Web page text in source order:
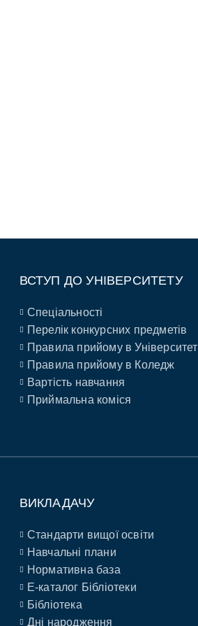
ВСТУП ДО УНІВЕРСИТЕТУ
Спеціальності
Перелік конкурсних предметів
Правила прийому в Університет
Правила прийому в Коледж
Вартість навчання
Приймальна коміся
ВИКЛАДАЧУ
Стандарти вищої освіти
Навчальні плани
Нормативна база
E-каталог Бібліотеки
Бібліотека
Дні народження